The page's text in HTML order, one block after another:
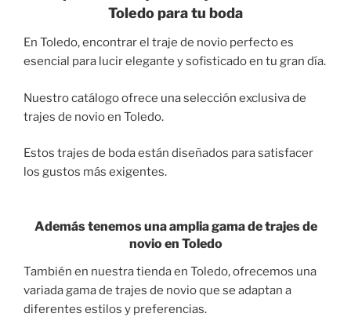
Toledo para tu boda
En Toledo, encontrar el traje de novio perfecto es
esencial para lucir elegante y sofisticado en tu gran día.
Nuestro catálogo ofrece una selección exclusiva de
trajes de novio en Toledo.
Estos trajes de boda están diseñados para satisfacer
los gustos más exigentes.
Además tenemos una amplia gama de trajes de
novio en Toledo
También en nuestra tienda en Toledo, ofrecemos una
variada gama de trajes de novio que se adaptan a
diferentes estilos y preferencias.